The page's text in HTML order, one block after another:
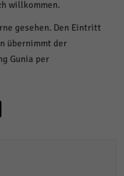
willkommen.
gesehen. Den Eintritt
übernimmt der
Gunia per
und weiter